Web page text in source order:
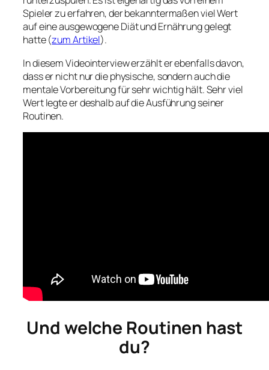
Spieler zu erfahren, der bekanntermaßen viel Wert
auf eine ausgewogene Diät und Ernährung gelegt
hatte (zum Artikel).
In diesem Videointerview erzählt er ebenfalls davon,
dass er nicht nur die physische, sondern auch die
mentale Vorbereitung für sehr wichtig hält. Sehr viel
Wert legte er deshalb auf die Ausführung seiner
Routinen.
Und welche Routinen hast
du?